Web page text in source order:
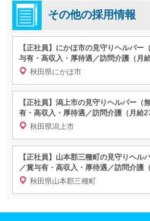
その他の採用情報
【正社員】にかほ市の見守りヘルパー
与有・高収入・厚待遇／訪問介護（月
秋田県にかほ市
【正社員】潟上市の見守りヘルパー（
有・高収入・厚待遇／訪問介護（月給
秋田県潟上市
【正社員】山本郡三種町の見守りヘル
／賞与有・高収入・厚待遇／訪問介護
秋田県山本郡三種町